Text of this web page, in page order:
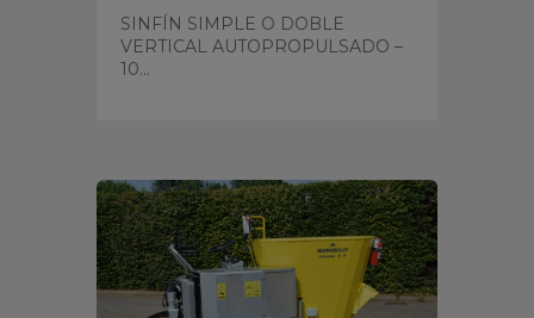
SINFÍN SIMPLE O DOBLE
VERTICAL AUTOPROPULSADO –
10...